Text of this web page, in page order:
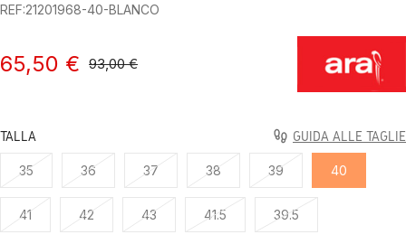
REF:21201968-40-BLANCO
65,50 € 93,00 €
TALLA GUIDA ALLE TAGLIE
35 36 37 38 39 40
41 42 43 41.5 39.5